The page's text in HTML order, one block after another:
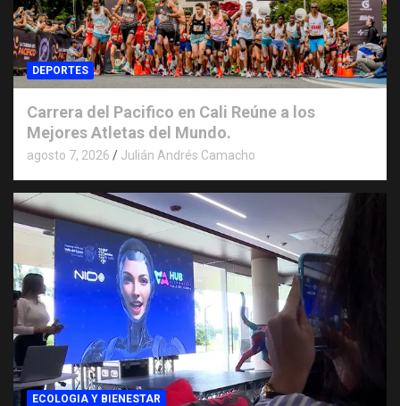
DEPORTES
Carrera del Pacifico en Cali Reúne a los
Mejores Atletas del Mundo.
agosto 7, 2026 Julián Andrés Camacho
ECOLOGIA Y BIENESTAR